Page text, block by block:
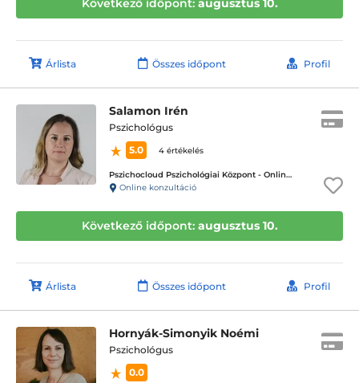
Következő időpont: augusztus 10.
Árlista Összes időpont Profil
Salamon Irén
Pszichológus
5.0
4 értékelés
Pszichocloud Pszichológiai Központ - Online ügyfélfogadás
Online konzultáció
Következő időpont: augusztus 10.
Árlista Összes időpont Profil
Hornyák-Simonyik Noémi
Pszichológus
0.0